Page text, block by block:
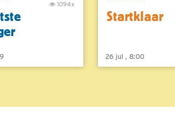
1094x
Startklaar
26 jul , 8:00